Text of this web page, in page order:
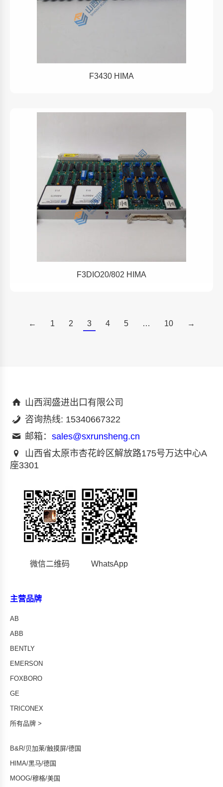
F3430 HIMA
F3DIO20/802 HIMA
← 1 2 3 4 5 … 10 →
山西润盛进出口有限公司
咨询热线: 15340667322
邮箱：sales@sxrunsheng.cn
山西省太原市杏花岭区解放路175号万达中心A
座3301
微信二维码 WhatsApp
主营品牌
AB
ABB
BENTLY
EMERSON
FOXBORO
GE
TRICONEX
所有品牌 >
B&R/贝加莱/触摸屏/德国
HIMA/黑马/德国
MOOG/穆格/美国